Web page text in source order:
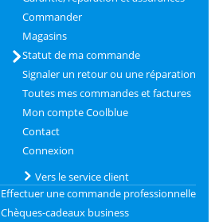
Commander
Magasins
Statut de ma commande
Signaler un retour ou une réparation
Toutes mes commandes et factures
Mon compte Coolblue
Contact
Connexion
Vers le service client
Effectuer une commande professionnelle
Chèques-cadeaux business